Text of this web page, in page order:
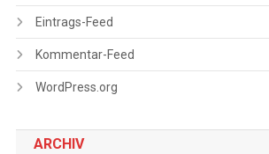
Eintrags-Feed
Kommentar-Feed
WordPress.org
ARCHIV